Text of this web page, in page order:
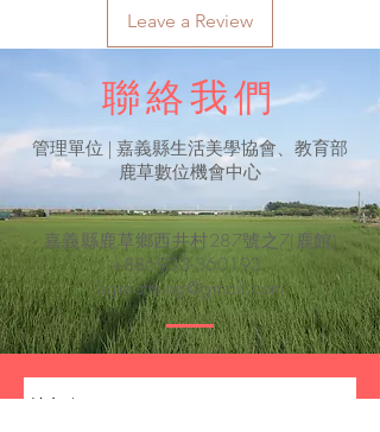
Leave a Review
聯絡我們
​管理單位 | 嘉義縣生活美學協會、教育部
鹿草數位機會中心
- 嘉義縣鹿草鄉西井村287號之7(鹿館) -
+886933-360193
lsgreatthing@gmail.com